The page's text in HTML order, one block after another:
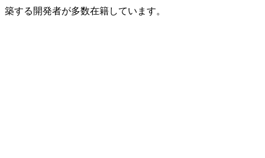
築する開発者が多数在籍しています。